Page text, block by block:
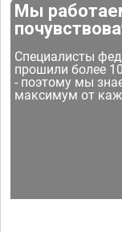
Мы
Специалисты
прошили более
- поэтому мы
максимум от